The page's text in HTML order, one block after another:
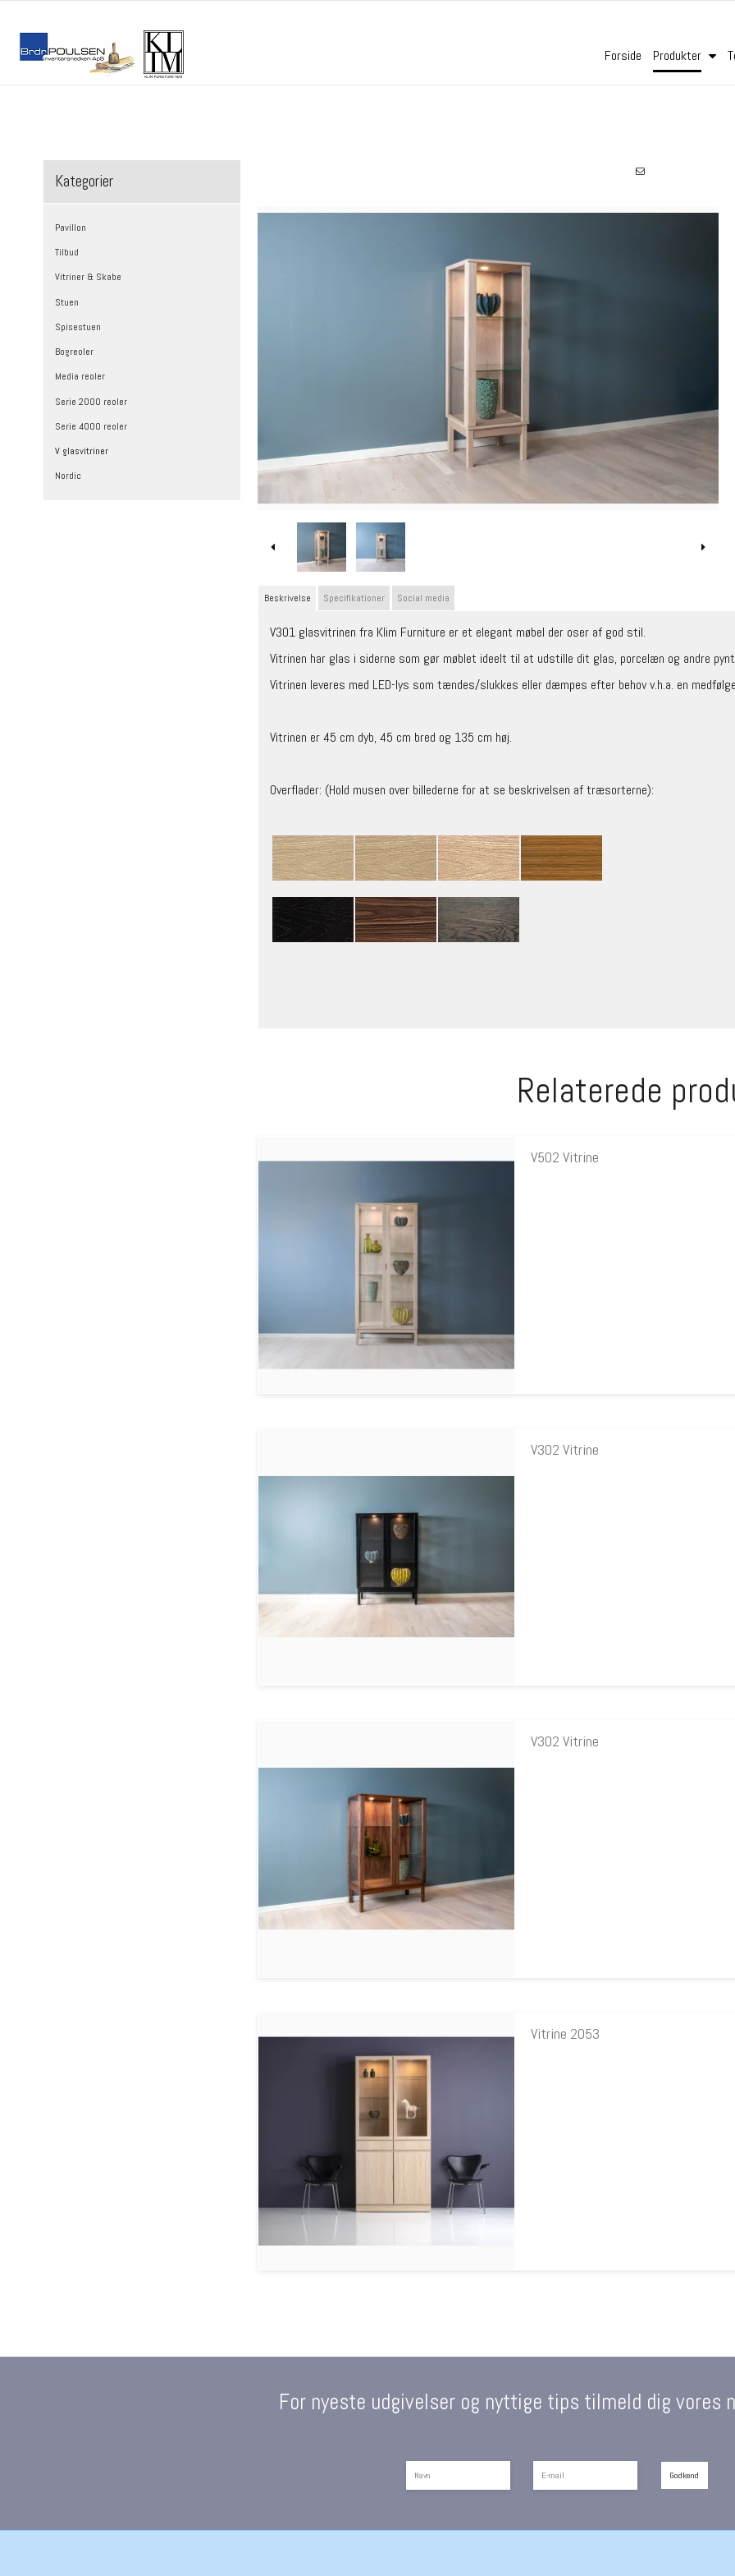
Forside Produkter
Produkter V glasvitriner / V301 Vitrine
Kategorier
Pavillon
Tilbud
Vitriner & Skabe
Stuen
Spisestuen
Bogreoler
Media reoler
Serie 2000 reoler
Serie 4000 reoler
V glasvitriner
Nordic
Beskrivelse Specifikationer Social media
V301 glasvitrinen fra Klim Furniture er et elegant møbel der oser af god stil.
Vitrinen har glas i siderne som gør møblet ideelt til at udstille dit glas, porcelæn og andre
Vitrinen leveres med LED-lys som tændes/slukkes eller dæmpes efter behov v.h.a. en
Vitrinen er 45 cm dyb, 45 cm bred og 135 cm høj.
Overflader: (Hold musen over billederne for at se beskrivelsen af træsorterne):
Relaterede
V502 Vitrine
V302 Vitrine
V302 Vitrine
Vitrine 2053
For nyeste udgivelser og nyttige tips tilmeld dig vores
Godkend